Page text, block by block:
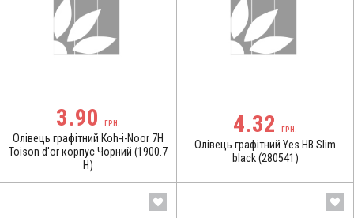
3.90 ГРН.
Олівець графітний Koh-i-Noor 7H
Toison d'or корпус Чорний (1900.7
Н)
4.32 ГРН.
Олівець графітний Yes HB Slim
black (280541)